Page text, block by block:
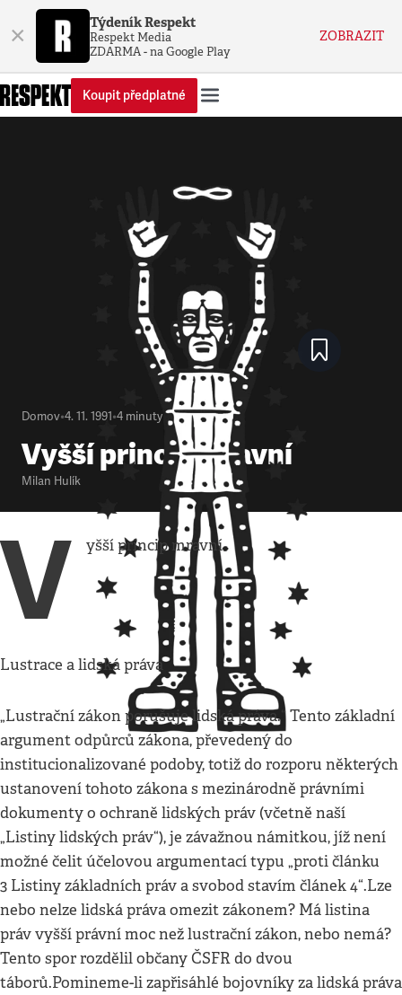
× Týdeník Respekt
Respekt Media
ZDARMA - na Google Play
ZOBRAZIT
Koupit předplatné
Domov•4. 11. 1991•4 minuty
Vyšší princip mravní
Milan Hulík
V yšší princip mravní
Lustrace a lidská práva
„Lustrační zákon porušuje lidská práva.“ Tento základní
argument odpůrců zákona, převedený do
institucionalizované podoby, totiž do rozporu některých
ustanovení tohoto zákona s mezinárodně právními
dokumenty o ochraně lidských práv (včetně naší
„Listiny lidských práv“), je závažnou námitkou, jíž není
možné čelit účelovou argumentací typu „proti článku
3 Listiny základních práv a svobod stavím článek 4“.Lze
nebo nelze lidská práva omezit zákonem? Má listina
práv vyšší právní moc než lustrační zákon, nebo nemá?
Tento spor rozdělil občany ČSFR do dvou
táborů.Pomineme-li zapřisáhlé bojovníky za lidská práva